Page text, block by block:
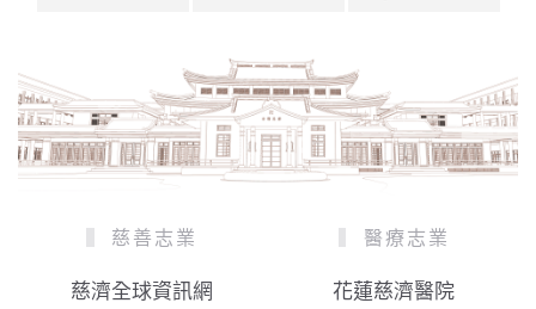
慈善志業
慈濟全球資訊網
醫療志業
花蓮慈濟醫院